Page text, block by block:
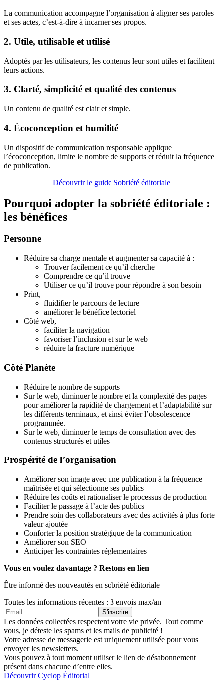
La communication accompagne l’organisation à aligner ses paroles
et ses actes, c’est-à-dire à incarner ses propos.
2. Utile, utilisable et utilisé
Adoptés par les utilisateurs, les contenus leur sont utiles et facilitent
leurs actions.
3. Clarté, simplicité et qualité des contenus
Un contenu de qualité est clair et simple.
4. Écoconception et humilité
Un dispositif de communication responsable applique
l’écoconception, limite le nombre de supports et réduit la fréquence
de publication.
Découvrir le guide Sobriété éditoriale
Pourquoi adopter la sobriété éditoriale :
les bénéfices
Personne
Réduire sa charge mentale et augmenter sa capacité à :
Trouver facilement ce qu’il cherche
Comprendre ce qu’il trouve
Utiliser ce qu’il trouve pour répondre à son besoin
Print,
fluidifier le parcours de lecture
améliorer le bénéfice lectoriel
Côté web,
faciliter la navigation
favoriser l’inclusion et sur le web
réduire la fracture numérique
Côté Planète
Réduire le nombre de supports
Sur le web, diminuer le nombre et la complexité des pages
pour améliorer la rapidité de chargement et l’adaptabilité sur
les différents terminaux, et ainsi éviter l’obsolescence
programmée.
Sur le web, diminuer le temps de consultation avec des
contenus structurés et utiles
Prospérité de l’organisation
Améliorer son image avec une publication à la fréquence
maîtrisée et qui sélectionne ses publics
Réduire les coûts et rationaliser le processus de production
Faciliter le passage à l’acte des publics
Prendre soin des collaborateurs avec des activités à plus forte
valeur ajoutée
Conforter la position stratégique de la communication
Améliorer son SEO
Anticiper les contraintes réglementaires
Vous en voulez davantage ? Restons en lien
Être informé des nouveautés en sobriété éditoriale
Toutes les informations récentes : 3 envois max/an
Les données collectées respectent votre vie privée. Tout comme
vous, je déteste les spams et les mails de publicité !
Votre adresse de messagerie est uniquement utilisée pour vous
envoyer les newsletters.
Vous pouvez à tout moment utiliser le lien de désabonnement
présent dans chacune d’entre elles.
Découvrir Cyclop Éditorial